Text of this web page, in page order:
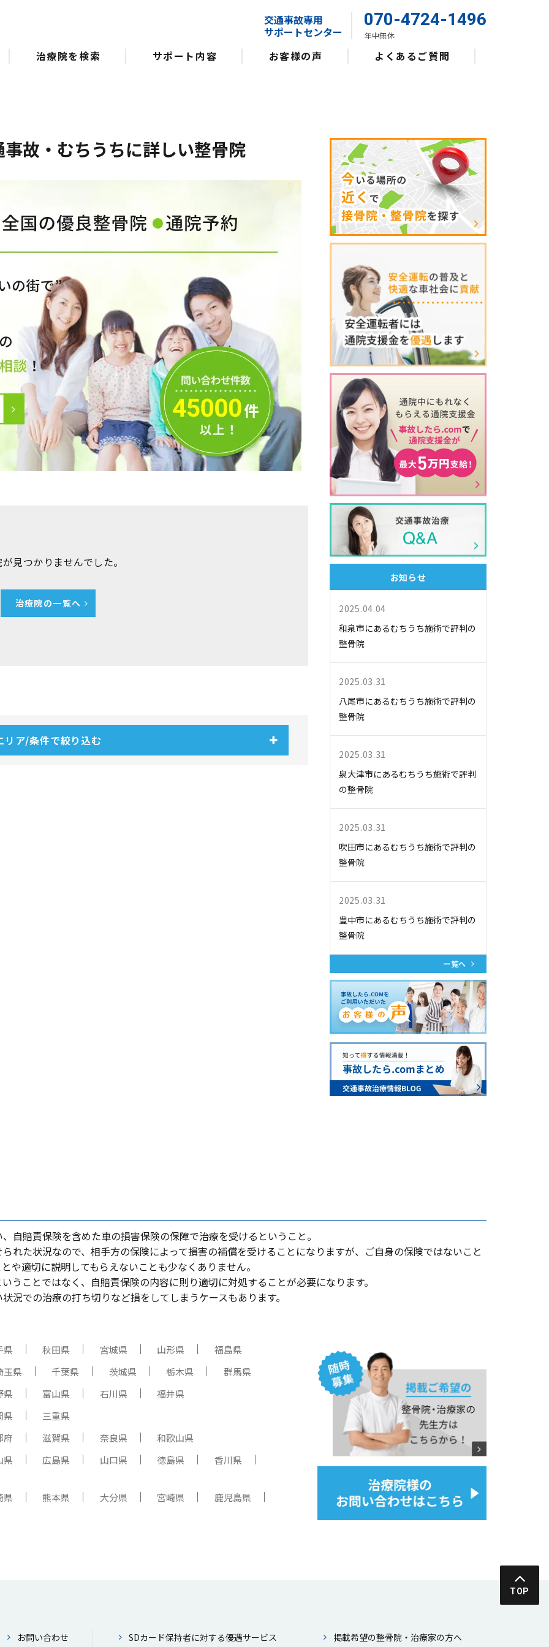
交通事故専用
サポートセンター
070-4724-1496
年中無休
治療院を検索 サポート内容 お客様の声 よくあるご質問
故・むちうちに詳しい整骨院
見つかりませんでした。
治療院の一覧へ
リア/条件で絞り込む
お知らせ
2025.04.04
和泉市にあるむちうち施術で評判の
整骨院
2025.03.31
八尾市にあるむちうち施術で評判の
整骨院
2025.03.31
泉大津市にあるむちうち施術で評判
の整骨院
2025.03.31
吹田市にあるむちうち施術で評判の
整骨院
2025.03.31
豊中市にあるむちうち施術で評判の
整骨院
一覧へ
⾃賠責保険を含めた⾞の損害保険の保障で治療を受けるということ。
れた状況なので、相⼿⽅の保険によって損害の補償を受けることになりますが、ご⾃⾝の保険ではないこと
や適切に説明してもらえないことも少なくありません。
うことではなく、⾃賠責保険の内容に則り適切に対処することが必要になります。
況での治療の打ち切りなど損をしてしまうケースもあります。
県 秋田県 宮城県 山形県
福島県
玉県
千葉県 茨城県 栃木県
群馬県
県
富山県 石川県
福井県
県
三重県
府
滋賀県 奈良県
和歌山県
県
広島県 山口県 徳島県 香川県
県 熊本県 大分県 宮崎県 鹿児島県
TOP
お問い合わせ SDカード保持者に対する優遇サービス 掲載希望の整⾻院・治療家の⽅へ